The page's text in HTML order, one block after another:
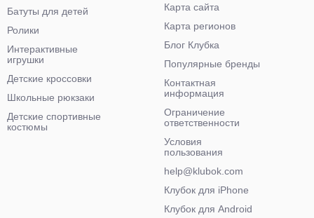
Батуты для детей
Ролики
Интерактивные
игрушки
Детские кроссовки
Школьные рюкзаки
Детские спортивные
костюмы
Карта сайта
Карта регионов
Блог Клубка
Популярные бренды
Контактная
информация
Ограничение
ответственности
Условия
пользования
help@klubok.com
Клубок для iPhone
Клубок для Android